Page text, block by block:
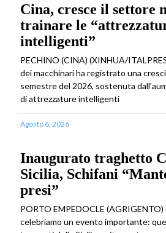
Cina, cresce il settore
trainare le
intelligenti”
PECHINO (CINA) (XINHUA/
dei macchinari ha registrato una
semestre del 2026, sostenuta
di attrezzature intelligenti
Agosto 6, 2026
Inaugurato traghetto
Sicilia, Schifani
presi”
PORTO EMPEDOCLE (AGRIGENTO)
celebriamo un evento importante: